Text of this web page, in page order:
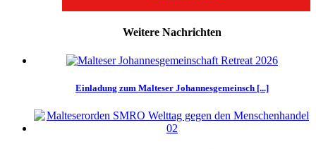
Weitere Nachrichten
Einladung zum Malteser Johannesgemeinsch [...]